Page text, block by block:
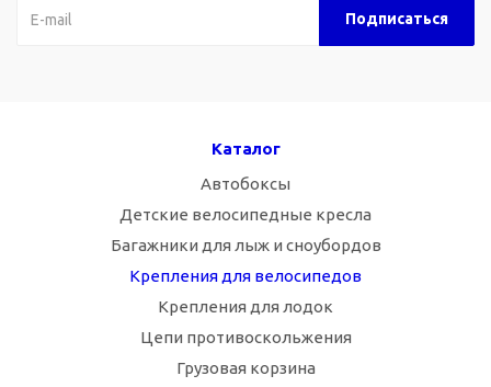
Каталог
Автобоксы
Детские велосипедные кресла
Багажники для лыж и сноубордов
Крепления для велосипедов
Крепления для лодок
Цепи противоскольжения
Грузовая корзина